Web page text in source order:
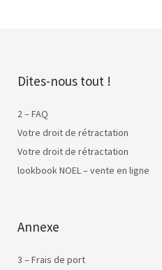
Dites-nous tout !
2 – FAQ
Votre droit de rétractation
Votre droit de rétractation
lookbook NOEL – vente en ligne
Annexe
3 – Frais de port